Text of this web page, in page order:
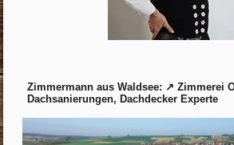
Zimmermann aus Waldsee: ↗️ Zimmerei
Dachsanierungen, Dachdecker Experte